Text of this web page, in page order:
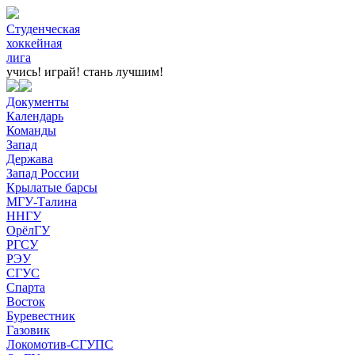
Студенческая
хоккейная
лига
учись! играй! стань лучшим!
Документы
Календарь
Команды
Запад
Держава
Запад России
Крылатые барсы
МГУ-Талина
ННГУ
ОрёлГУ
РГСУ
РЭУ
СГУС
Спарта
Восток
Буревестник
Газовик
Локомотив-СГУПС